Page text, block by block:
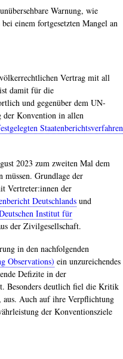
Warnung, wie
einem fortgesetzten Mangel an
Vertrag mit all
damit für die
und gegenüber dem UN-
der Konvention in allen
Staatenberichtsverfahren
2023 zum zweiten Mal dem
müssen. Grundlage der
Vertreter:innen der
Deutschlands und
Institut für
der Zivilgesellschaft.
in den nachfolgenden
Observations) ein unzureichendes
Defizite in der
Besonders deutlich fiel die Kritik
Auch auf ihre Verpflichtung
der Konventionsziele